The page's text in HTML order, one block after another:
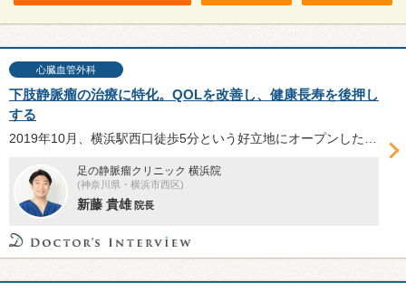
心臓血管外科
下肢静脈瘤の治療に特化。QOLを改善し、健康長寿を後押し
する
足の静脈瘤クリニック 横浜院
(神奈川県・横浜市西区)
新藤 貴雄 院長